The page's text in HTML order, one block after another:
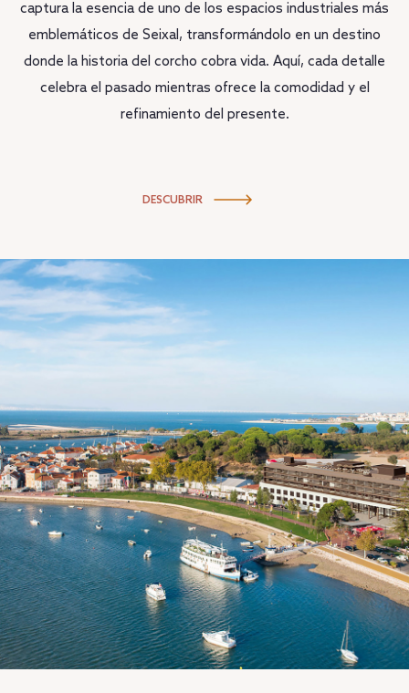
captura la esencia de uno de los espacios industriales más
emblemáticos de Seixal, transformándolo en un destino
donde la historia del corcho cobra vida. Aquí, cada detalle
celebra el pasado mientras ofrece la comodidad y el
refinamiento del presente.
DESCUBRIR